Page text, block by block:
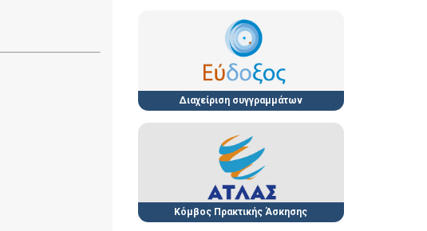
Διαχείριση συγγραμμάτων
Κόμβος Πρακτικής Άσκησης